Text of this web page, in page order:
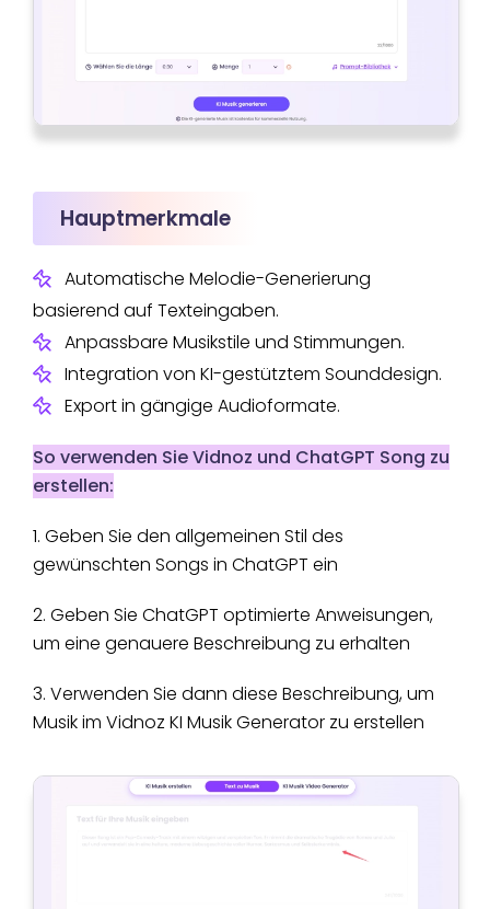
Hauptmerkmale
Automatische Melodie-Generierung
basierend auf Texteingaben.
Anpassbare Musikstile und Stimmungen.
Integration von KI-gestütztem Sounddesign.
Export in gängige Audioformate.
So verwenden Sie Vidnoz und ChatGPT Song zu
erstellen:
1. Geben Sie den allgemeinen Stil des
gewünschten Songs in ChatGPT ein
2. Geben Sie ChatGPT optimierte Anweisungen,
um eine genauere Beschreibung zu erhalten
3. Verwenden Sie dann diese Beschreibung, um
Musik im Vidnoz KI Musik Generator zu erstellen